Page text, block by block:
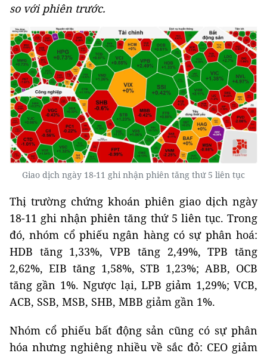
so với phiên trước.
Giao dịch ngày 18-11 ghi nhận phiên tăng thứ 5 liên tục
Thị trường chứng khoán phiên giao dịch ngày
18-11 ghi nhận phiên tăng thứ 5 liên tục. Trong
đó, nhóm cổ phiếu ngân hàng có sự phân hoá:
HDB tăng 1,33%, VPB tăng 2,49%, TPB tăng
2,62%, EIB tăng 1,58%, STB 1,23%; ABB, OCB
tăng gần 1%. Ngược lại, LPB giảm 1,29%; VCB,
ACB, SSB, MSB, SHB, MBB giảm gần 1%.
Nhóm cổ phiếu bất động sản cũng có sự phân
hóa nhưng nghiêng nhiều về sắc đỏ: CEO giảm